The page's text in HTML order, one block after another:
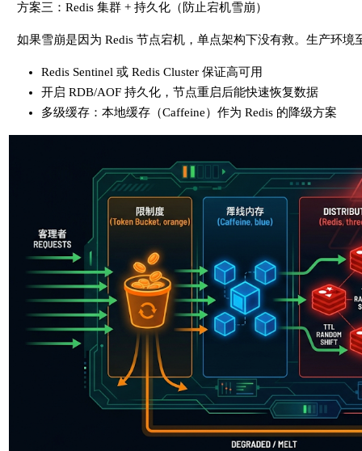
String cacheKey = "product:" + productId;
(cached !=
return JSON.parseObject(cached, Product.class
}
(!rateLimiter.tryAcquire(100
// 降级：返回空或者兜底数据，而不是让请求继续打库
log.warn(
"Rate limit exceeded for productId: {}"
return getProductFallback(productId);
}
Product product =
(product != null
long
ttl = 30 * 60 +
redisTemplate.opsForValue().set(cacheKey,
}
return
product;
(Long productId){
// 降级策略：可以从本地缓存、备用存储、或者直接返回 null
方案三：Redis 集群 + 持久化（防止宕机雪崩）
如果雪崩是因为 Redis 节点宕机，单点架构下没有救。生产环境
Redis Sentinel 或 Redis Cluster 保证高可用
开启 RDB/AOF 持久化，节点重启后能快速恢复数据
多级缓存：本地缓存（Caffeine）作为 Redis 的降级方案